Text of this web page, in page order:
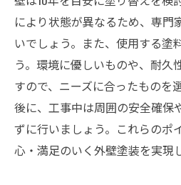
により状態が異なるため、専門
いでしょう。また、使用する塗
う。環境に優しいものや、耐久
すので、ニーズに合ったものを
後に、工事中は周囲の安全確保
ずに行いましょう。これらのポ
心・満足のいく外壁塗装を実現